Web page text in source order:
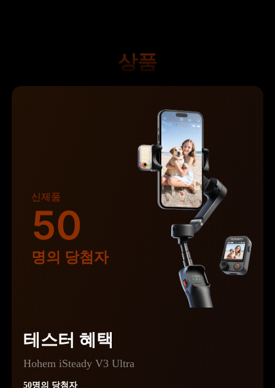
iSteady Q Hohem GO
상품
신제품
50
명의 당첨자
테스터 혜택
Hohem iSteady V3 Ultra
50명의 당첨자